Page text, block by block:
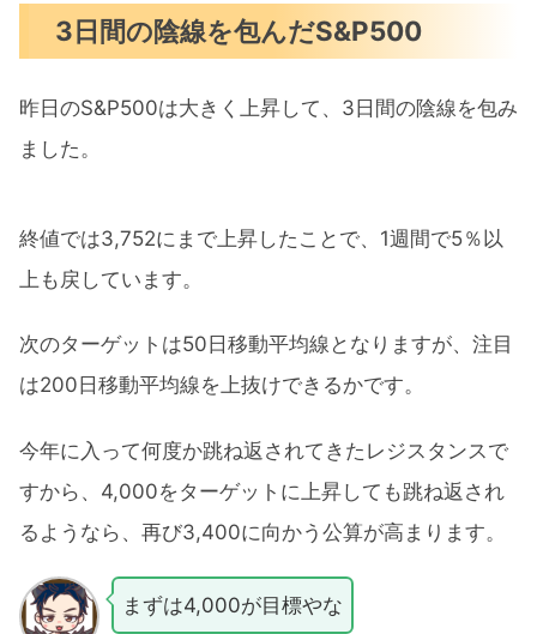
3日間の陰線を包んだS&P500
昨日のS&P500は大きく上昇して、3日間の陰線を包み
ました。
終値では3,752にまで上昇したことで、1週間で5％以
上も戻しています。
次のターゲットは50日移動平均線となりますが、注目
は200日移動平均線を上抜けできるかです。
今年に入って何度か跳ね返されてきたレジスタンスで
すから、4,000をターゲットに上昇しても跳ね返され
るようなら、再び3,400に向かう公算が高まります。
まずは4,000が目標やな